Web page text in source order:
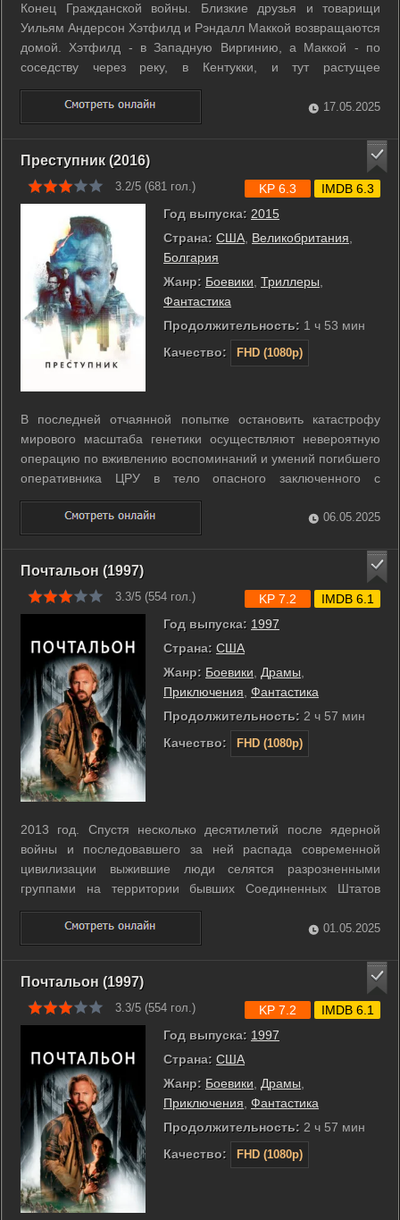
Конец Гражданской войны. Близкие друзья и товарищи
Уильям Андерсон Хэтфилд и Рэндалл Маккой возвращаются
домой. Хэтфилд - в Западную Виргинию, а Маккой - по
соседству через реку, в Кентукки, и тут растущее
напряжение, недопонимания и обиды начинают
перерастать в войну между двумя семьями. ...
17.05.2025
Преступник (2016)
3.2/5 (681 гол.)
Год выпуска: 2015
Страна: США Великобритания
Болгария
Жанр: Боевики Триллеры
Фантастика
Продолжительность: 1 ч 53 мин
Качество:
FHD (1080p)
KP 6.3 IMDB 6.3
В последней отчаянной попытке остановить катастрофу
мирового масштаба генетики осуществляют невероятную
операцию по вживлению воспоминаний и умений погибшего
оперативника ЦРУ в тело опасного заключенного с
надеждой, что тот доведет до конца прерванную миссию
агента. ...
06.05.2025
Почтальон (1997)
3.3/5 (554 гол.)
Год выпуска: 1997
Страна: США
Жанр: Боевики, Драмы,
Приключения, Фантастика
Продолжительность: 2 ч 57 мин
Качество:
FHD (1080p)
KP 7.2 IMDB 6.1
2013 год. Спустя несколько десятилетий после ядерной
войны и последовавшего за ней распада современной
цивилизации выжившие люди селятся разрозненными
группами на территории бывших Соединенных Штатов
Америки. Правит всеми тиран, генерал Бетлехем. Однажды
кочевник, который за пищу и кров разыгрывает перед
зрителями спектакли Шекспира, находит форму ...
01.05.2025
Почтальон (1997)
3.3/5 (554 гол.)
Год выпуска: 1997
Страна: США
Жанр: Боевики Драмы
Приключения Фантастика
Продолжительность: 2 ч 57 мин
Качество:
FHD (1080p)
KP 7.2 IMDB 6.1